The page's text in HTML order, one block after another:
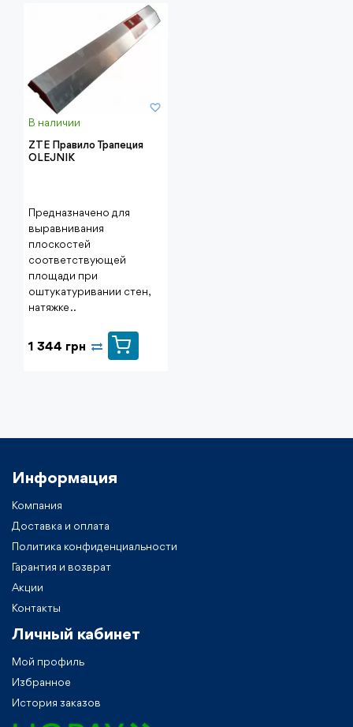
В наличии
ZTE Правило Трапеция
OLEJNIK
Предназначено для
выравнивания
плоскостей
соответствующей
площади при
оштукатуривании стен,
натяжке ..
1 344 грн
Информация
Компания
Доставка и оплата
Политика конфиденциальности
Гарантия и возврат
Акции
Контакты
Личный кабинет
Мой профиль
Избранное
История заказов